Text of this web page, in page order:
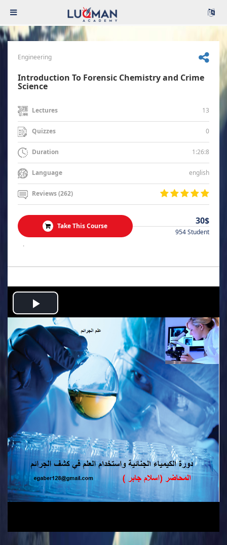
Engineering
Introduction To Forensic Chemistry and Crime
Science
Lectures 13
Quizzes 0
Duration 1:26:8
Language english
Reviews (262)
Take This Course 30$
954 Student
.
Play
Video